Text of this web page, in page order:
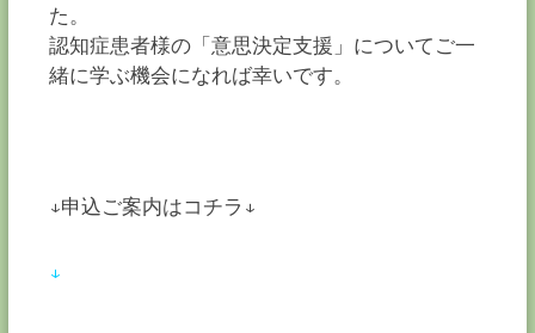
た。
認知症患者様の「意思決定支援」についてご一
緒に学ぶ機会になれば幸いです。
↓申込ご案内はコチラ↓
↓